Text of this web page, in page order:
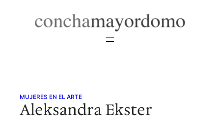
MUJERES EN EL ARTE
Aleksandra Ekster